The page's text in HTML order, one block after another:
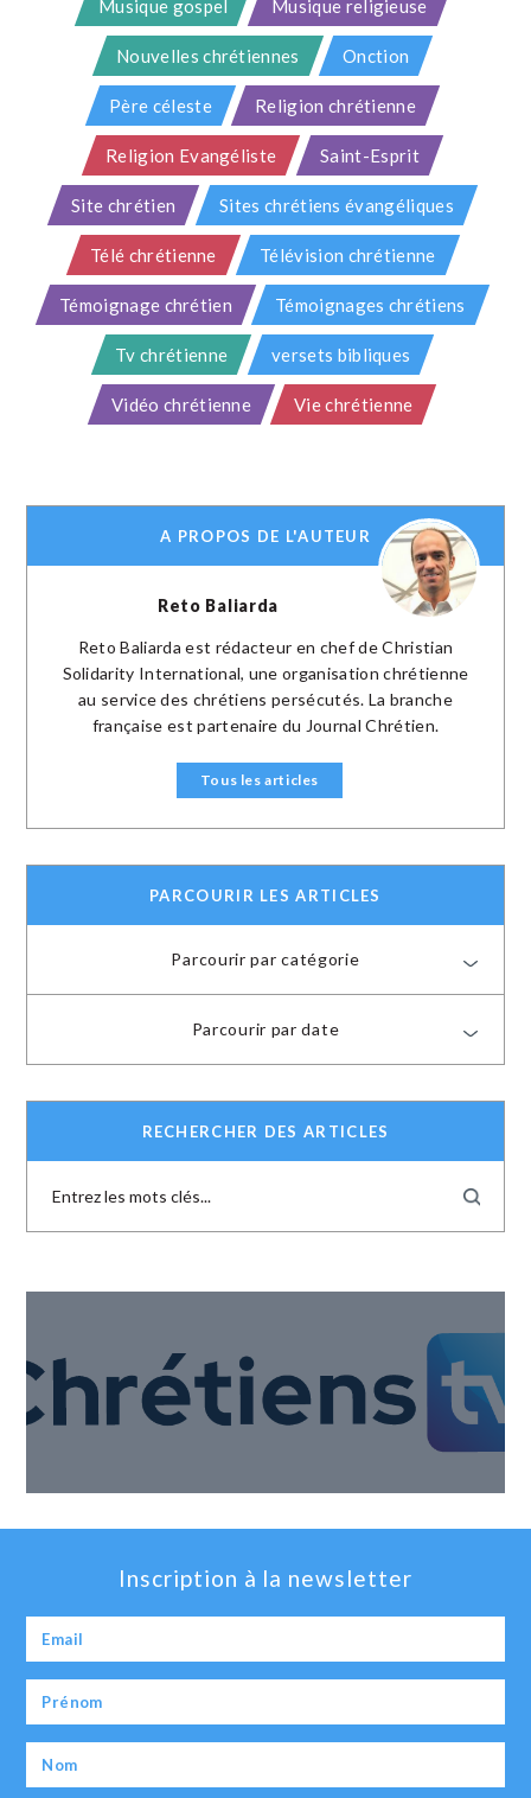
Musique gospel Musique religieuse
Nouvelles chrétiennes Onction
Père céleste Religion chrétienne
Religion Evangéliste Saint-Esprit
Site chrétien Sites chrétiens évangéliques
Télé chrétienne Télévision chrétienne
Témoignage chrétien Témoignages chrétiens
Tv chrétienne versets bibliques
Vidéo chrétienne Vie chrétienne
A PROPOS DE L'AUTEUR
Reto Baliarda
Reto Baliarda est rédacteur en chef de Christian
Solidarity International, une organisation chrétienne
au service des chrétiens persécutés. La branche
française est partenaire du Journal Chrétien.
Tous les articles
PARCOURIR LES ARTICLES
Parcourir par catégorie
Parcourir par date
RECHERCHER DES ARTICLES
Inscription à la newsletter